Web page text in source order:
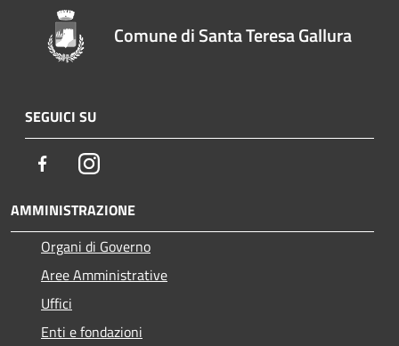
Comune di Santa Teresa Gallura
SEGUICI SU
FacebookInstagram
AMMINISTRAZIONE
Organi di Governo
Aree Amministrative
Uffici
Enti e fondazioni